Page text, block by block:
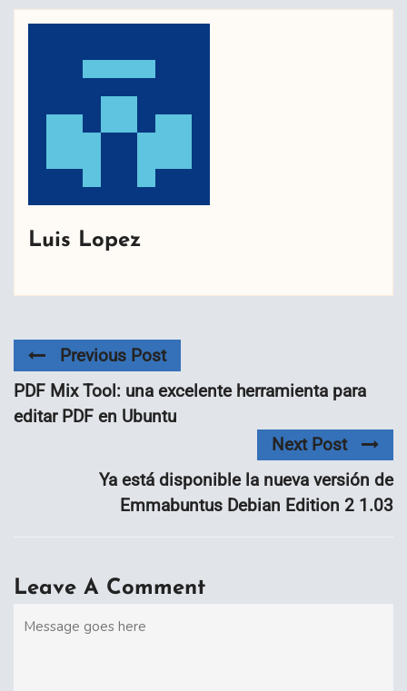
Luis Lopez
Previous Post
PDF Mix Tool: una excelente herramienta para
editar PDF en Ubuntu
Next Post
Ya está disponible la nueva versión de
Emmabuntus Debian Edition 2 1.03
Leave A Comment